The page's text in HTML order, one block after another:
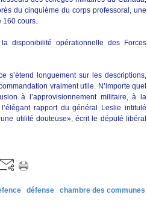
du cinquième du corps professoral, une
160 cours.
disponibilité opérationnelle des Forces
s’étend longuement sur les descriptions,
vraiment utile. N’importe quel
à l’approvisionnement militaire, à la
rapport du général Leslie intitulé
utilité douteuse», écrit le député libéral
défense
chambre des communes